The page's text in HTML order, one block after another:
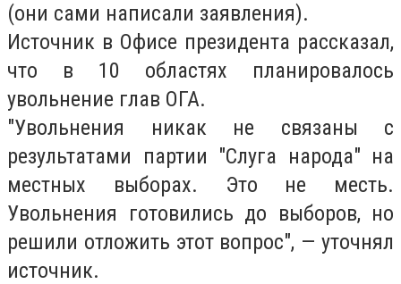
(они сами написали заявления).
Источник в Офисе президента рассказал,
что в 10 областях планировалось
увольнение глав ОГА.
"Увольнения никак не связаны с
результатами партии "Слуга народа" на
местных выборах. Это не месть.
Увольнения готовились до выборов, но
решили отложить этот вопрос", — уточнял
источник.